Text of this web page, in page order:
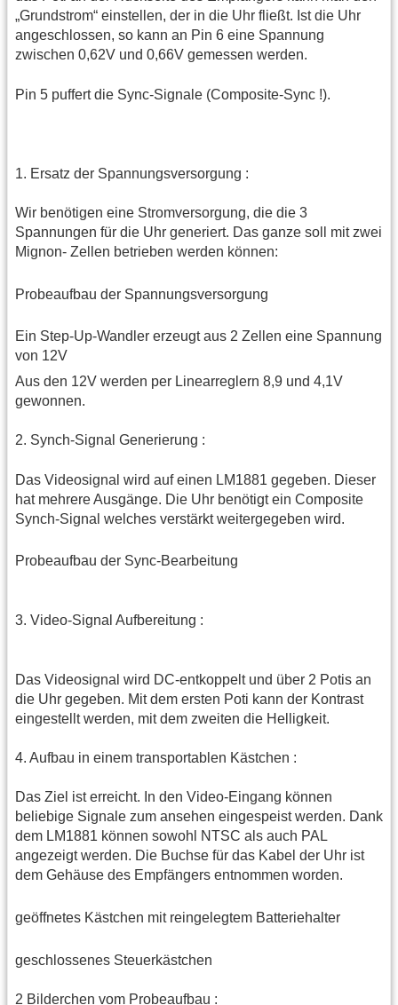
„Grundstrom“ einstellen, der in die Uhr fließt. Ist die Uhr
angeschlossen, so kann an Pin 6 eine Spannung
zwischen 0,62V und 0,66V gemessen werden.
Pin 5 puffert die Sync-Signale (Composite-Sync !).
1. Ersatz der Spannungsversorgung :
Wir benötigen eine Stromversorgung, die die 3
Spannungen für die Uhr generiert. Das ganze soll mit zwei
Mignon- Zellen betrieben werden können:
Probeaufbau der Spannungsversorgung
Ein Step-Up-Wandler erzeugt aus 2 Zellen eine Spannung
von 12V
Aus den 12V werden per Linearreglern 8,9 und 4,1V
gewonnen.
2. Synch-Signal Generierung :
Das Videosignal wird auf einen LM1881 gegeben. Dieser
hat mehrere Ausgänge. Die Uhr benötigt ein Composite
Synch-Signal welches verstärkt weitergegeben wird.
Probeaufbau der Sync-Bearbeitung
3. Video-Signal Aufbereitung :
Das Videosignal wird DC-entkoppelt und über 2 Potis an
die Uhr gegeben. Mit dem ersten Poti kann der Kontrast
eingestellt werden, mit dem zweiten die Helligkeit.
4. Aufbau in einem transportablen Kästchen :
Das Ziel ist erreicht. In den Video-Eingang können
beliebige Signale zum ansehen eingespeist werden. Dank
dem LM1881 können sowohl NTSC als auch PAL
angezeigt werden. Die Buchse für das Kabel der Uhr ist
dem Gehäuse des Empfängers entnommen worden.
geöffnetes Kästchen mit reingelegtem Batteriehalter
geschlossenes Steuerkästchen
2 Bilderchen vom Probeaufbau :